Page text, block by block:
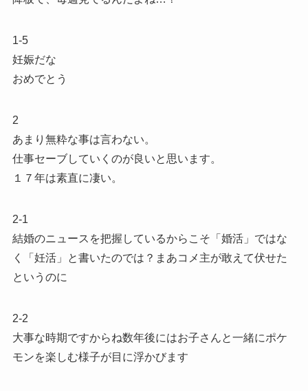
1-5
妊娠だな
おめでとう
2
あまり無粋な事は言わない。
仕事セーブしていくのが良いと思います。
１７年は素直に凄い。
2-1
結婚のニュースを把握しているからこそ「婚活」ではな
く「妊活」と書いたのでは？まあコメ主が敢えて伏せた
というのに
2-2
大事な時期ですからね数年後にはお子さんと一緒にポケ
モンを楽しむ様子が目に浮かびます